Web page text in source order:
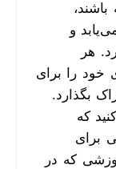
و
هر
خود را برای
بگذارد.
که
برای
که در